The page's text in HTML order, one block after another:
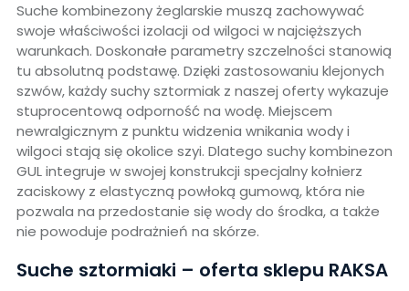
Suche kombinezony żeglarskie muszą zachowywać
swoje właściwości izolacji od wilgoci w najcięższych
warunkach. Doskonałe parametry szczelności stanowią
tu absolutną podstawę. Dzięki zastosowaniu klejonych
szwów, każdy suchy sztormiak z naszej oferty wykazuje
stuprocentową odporność na wodę. Miejscem
newralgicznym z punktu widzenia wnikania wody i
wilgoci stają się okolice szyi. Dlatego suchy kombinezon
GUL integruje w swojej konstrukcji specjalny kołnierz
zaciskowy z elastyczną powłoką gumową, która nie
pozwala na przedostanie się wody do środka, a także
nie powoduje podrażnień na skórze.
Suche sztormiaki – oferta sklepu RAKSA